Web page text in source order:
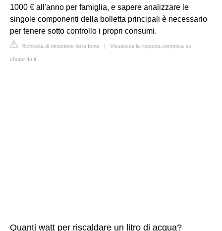
1000 € all'anno per famiglia, e sapere analizzare le
singole componenti della bolletta principali è necessario
per tenere sotto controllo i propri consumi.
Richiesta di rimozione della fonte | Visualizza la risposta completa su
chetariffa.it
Quanti watt per riscaldare un litro di acqua?